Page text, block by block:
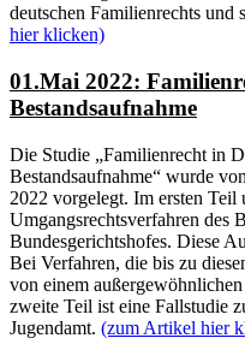
deutschen Familienrechts und
hier klicken)
01.Mai 2022:
Bestandsaufnahme
Die Studie „Familienrecht in
Bestandsaufnahme“ wurde
2022 vorgelegt. Im ersten Teil
Umgangsrechtsverfahren des
Bundesgerichtshofes. Diese
Bei Verfahren, die bis zu
von einem
zweite Teil ist eine Fallstudie
Jugendamt. (zum Artikel hier